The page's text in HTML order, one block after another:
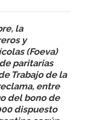
la
y
(Foeva)
paritarias
Trabajo de la
entre
del bono de
dispuesto